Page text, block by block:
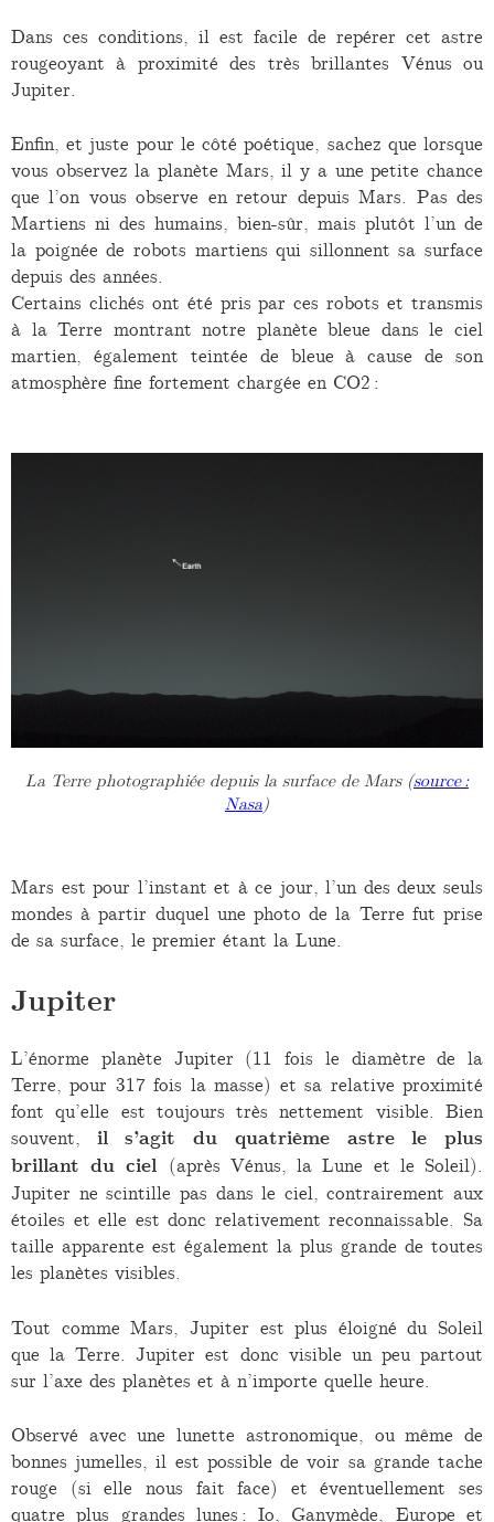
Dans ces conditions, il est facile de repérer cet astre
rougeoyant à proximité des très brillantes Vénus ou
Jupiter.
Enfin, et juste pour le côté poétique, sachez que lorsque
vous observez la planète Mars, il y a une petite chance
que l’on vous observe en retour depuis Mars. Pas des
Martiens ni des humains, bien-sûr, mais plutôt l’un de
la poignée de robots martiens qui sillonnent sa surface
depuis des années.
Certains clichés ont été pris par ces robots et transmis
à la Terre montrant notre planète bleue dans le ciel
martien, également teintée de bleue à cause de son
atmosphère fine fortement chargée en CO2 :
La Terre photographiée depuis la surface de Mars (source :
Nasa)
Mars est pour l’instant et à ce jour, l’un des deux seuls
mondes à partir duquel une photo de la Terre fut prise
de sa surface, le premier étant la Lune.
Jupiter
L’énorme planète Jupiter (11 fois le diamètre de la
Terre, pour 317 fois la masse) et sa relative proximité
font qu’elle est toujours très nettement visible. Bien
souvent, il s’agit du quatrième astre le plus
brillant du ciel (après Vénus, la Lune et le Soleil).
Jupiter ne scintille pas dans le ciel, contrairement aux
étoiles et elle est donc relativement reconnaissable. Sa
taille apparente est également la plus grande de toutes
les planètes visibles.
Tout comme Mars, Jupiter est plus éloigné du Soleil
que la Terre. Jupiter est donc visible un peu partout
sur l’axe des planètes et à n’importe quelle heure.
Observé avec une lunette astronomique, ou même de
bonnes jumelles, il est possible de voir sa grande tache
rouge (si elle nous fait face) et éventuellement ses
quatre plus grandes lunes : Io, Ganymède, Europe et